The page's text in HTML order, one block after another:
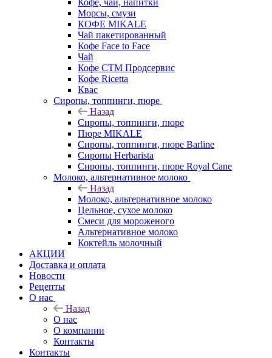
Кофе, чай, напитки
Морсы, смузи
КОФЕ MIKALE
Чай пакетированный
Кофе Face to Face
Чай
Кофе СТМ Продсервис
Кофе Ricetta
Квас
Сиропы, топпинги, пюре
Назад
Сиропы, топпинги, пюре
Пюре MIKALE
Сиропы, топпинги, пюре Barline
Сиропы Herbarista
Сиропы, топпинги, пюре Royal Cane
Молоко, альтернативное молоко
Назад
Молоко, альтернативное молоко
Цельное, сухое молоко
Смеси для мороженого
Альтернативное молоко
Коктейль молочный
АКЦИИ
Доставка и оплата
Новости
Рецепты
О нас
Назад
О нас
О компании
Контакты
Контакты